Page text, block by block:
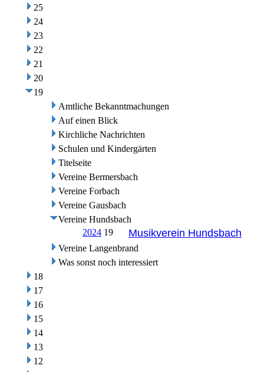
25
24
23
22
21
20
19
Amtliche Bekanntmachungen
Auf einen Blick
Kirchliche Nachrichten
Schulen und Kindergärten
Titelseite
Vereine Bermersbach
Vereine Forbach
Vereine Gausbach
Vereine Hundsbach
2024 19 Musikverein Hundsbach
Vereine Langenbrand
Was sonst noch interessiert
18
17
16
15
14
13
12